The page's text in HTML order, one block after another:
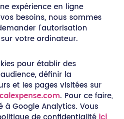
expérience en ligne
besoins, nous sommes
l’autorisation
votre ordinateur.
pour établir des
définir la
et les pages visitées sur
. Pour ce faire,
à Google Analytics. Vous